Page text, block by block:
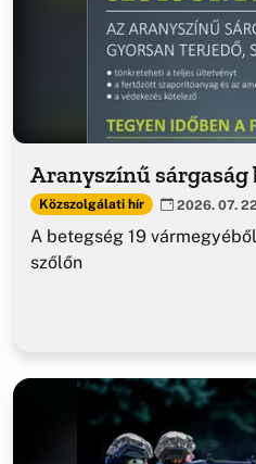
Aranyszínű sárgaság
Közszolgálati hír 2026. 07.
A betegség 19
szőlőn